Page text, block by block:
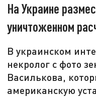
На Украине
уничтоженном
В украинском
некролог с фото
Василькова,
американскую